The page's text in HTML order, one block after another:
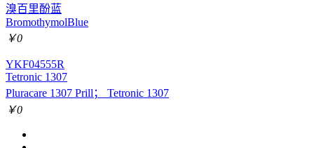
溴百里酚蓝
BromothymolBlue
￥0
YKF04555R
Tetronic 1307
Pluracare 1307 Prill； Tetronic 1307
￥0